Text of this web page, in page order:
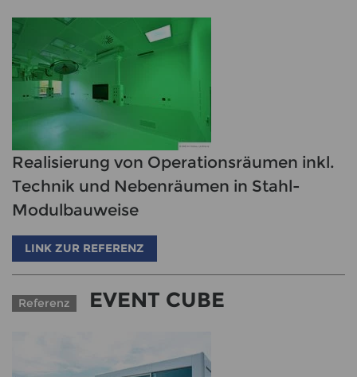
Realisierung von Operationsräumen inkl.
Technik und Nebenräumen in Stahl-
Modulbauweise
LINK ZUR REFERENZ
Referenz EVENT CUBE